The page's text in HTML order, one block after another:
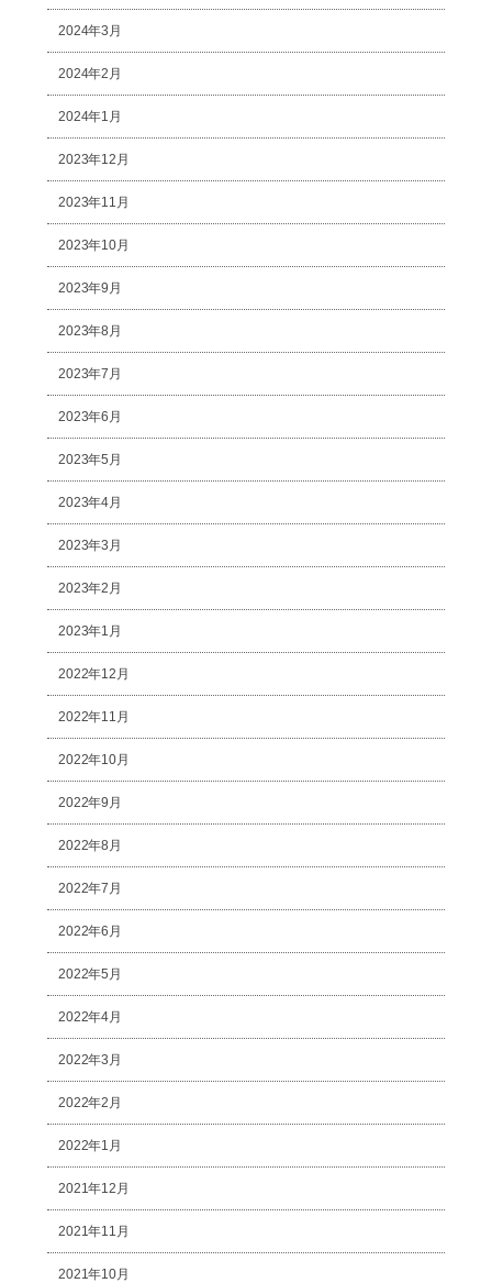
2024年3月
2024年2月
2024年1月
2023年12月
2023年11月
2023年10月
2023年9月
2023年8月
2023年7月
2023年6月
2023年5月
2023年4月
2023年3月
2023年2月
2023年1月
2022年12月
2022年11月
2022年10月
2022年9月
2022年8月
2022年7月
2022年6月
2022年5月
2022年4月
2022年3月
2022年2月
2022年1月
2021年12月
2021年11月
2021年10月